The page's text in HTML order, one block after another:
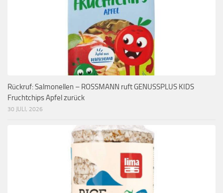
Rückruf: Salmonellen – ROSSMANN ruft GENUSSPLUS KIDS
Fruchtchips Apfel zurück
30 JULI, 2026